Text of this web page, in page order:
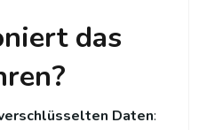
das
Daten: